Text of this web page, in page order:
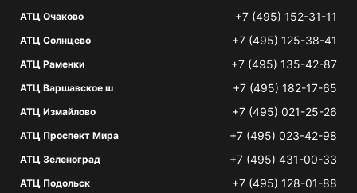
АТЦ Очаково +7 (495) 152-31-11
АТЦ Солнцево +7 (495) 125-38-41
АТЦ Раменки +7 (495) 135-42-87
АТЦ Варшавское ш +7 (495) 182-17-65
АТЦ Измайлово +7 (495) 021-25-26
АТЦ Проспект Мира +7 (495) 023-42-98
АТЦ Зеленоград +7 (495) 431-00-33
АТЦ Подольск +7 (495) 128-01-88